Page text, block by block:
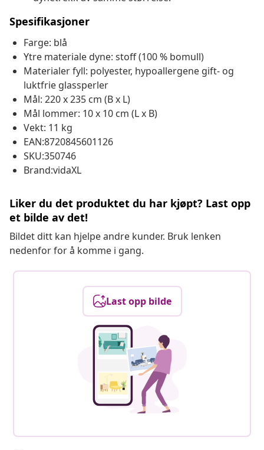
Spesifikasjoner
Farge: blå
Ytre materiale dyne: stoff (100 % bomull)
Materialer fyll: polyester, hypoallergene gift- og
luktfrie glassperler
Mål: 220 x 235 cm (B x L)
Mål lommer: 10 x 10 cm (L x B)
Vekt: 11 kg
EAN:8720845601126
SKU:350746
Brand:vidaXL
Liker du det produktet du har kjøpt? Last opp
et bilde av det!
Bildet ditt kan hjelpe andre kunder. Bruk lenken
nedenfor for å komme i gang.
Last opp bilde